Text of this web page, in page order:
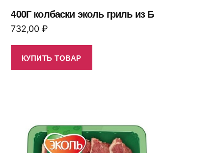
400Г колбаски эколь гриль из Б
732,00 ₽
КУПИТЬ ТОВАР